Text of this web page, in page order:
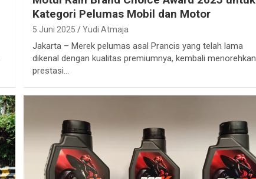
Kategori Pelumas Mobil dan Motor
5 Juni 2025 Yudi Atmaja
Jakarta – Merek pelumas asal Prancis yang telah lama
dikenal dengan kualitas premiumnya, kembali menorehkan
prestasi…